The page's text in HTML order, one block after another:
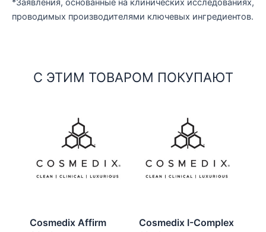
*Заявления, основанные на клинических исследованиях,
проводимых производителями ключевых ингредиентов.
С ЭТИМ ТОВАРОМ ПОКУПАЮТ
Cosmedix Affirm
Cosmedix I-Complex